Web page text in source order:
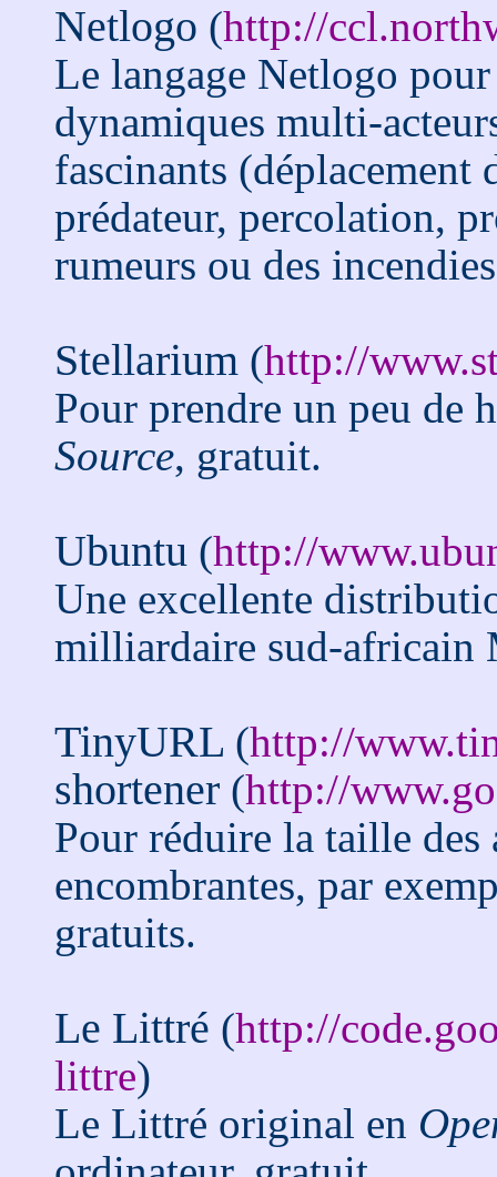
Netlogo (http://
Le langage Netlogo
dynamiques multi-
fascinants (déplacement
prédateur, percolation,
rumeurs ou des
Stellarium (http://
Pour prendre un peu de
Source, gratuit.
Ubuntu (http://
Une excellente
milliardaire sud-africain
TinyURL (http://
shortener (http://
Pour réduire la taille des
encombrantes, par
gratuits.
Le Littré (http://
littre)
Le Littré original en